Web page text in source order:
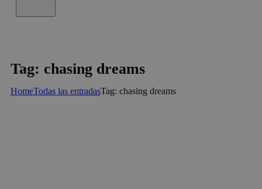
Tag: chasing dreams
HomeTodas las entradasTag: chasing dreams